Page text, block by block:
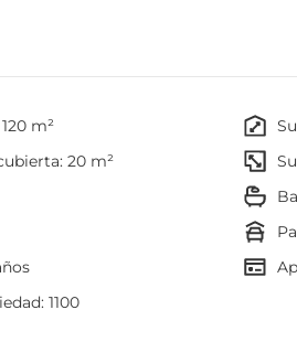
Corralón, dentro de un entorno
m²
20 m²
1100